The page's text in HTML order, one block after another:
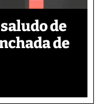
de
de